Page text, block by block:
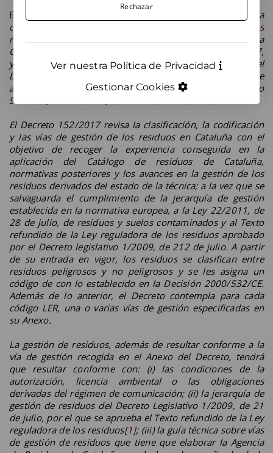
El
Decreto 152/2017, de 17 de octubre, sobre la
clasificación, la codificación y las vías de gestión de los
residuos en Cataluña
, publicado en el Diario Oficial de la
Generalitat de Cataluña del pasado 19 de octubre de 2017,
y en vigor a partir del 19 de enero de 2018, deroga el
Decreto 34/1996, de 6 de enero, mediante el cual se
aprueba el Catálogo de residuos de Cataluña
Decreto
92/1999
El Decreto 152/2017 revisa la clasificación, la codificación
y las vías de gestión de los residuos en Cataluña con el
objetivo de recoger la experiencia conseguida en la
aplicación del Catálogo de residuos de Cataluña,
normativas posteriores y los avances en la gestión de los
residuos derivados del estado de la técnica; a la vez que se
salvaguarda el cumplimiento de la jerarquía de gestión
establecida en la normativa europea, a la Ley 22/2011, de
28 de julio, de residuos y suelos contaminados y al Texto
refundido de la Ley reguladora de los residuos aprobado
por el Decreto legislativo 1/2009, de 212 de julio. A partir
de su entrada en vigor, los residuos se clasifican entre
residuos peligrosos y no peligrosos y se les asigna un
código de con lo establecido en la Decisión 2000/532/CE.
Además de lo anterior, el Decreto contempla para cada
código LER, una o varias vías de gestión especificadas en
su Anexo.
La gestión de residuos, además de resultar conforme a la
vía de gestión recogida en el Anexo del Decreto, tendrá
que resultar conforme con: (i) las condiciones de la
autorización, licencia ambiental o las obligaciones
derivadas del régimen de comunicación; (ii) la jerarquía de
gestión de residuos del Decreto Legislativo 1/2009, de 21
de julio, por el que se aprueba el Texto refundido de la Ley
reguladora de los residuos[1]; (iii) la guía técnica sobre vías
de gestión de residuos que tiene que elaborar la Agencia
Rechazar
Ver nuestra Política de Privacidad
Gestionar Cookies